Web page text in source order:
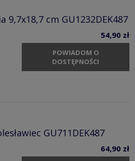
9,7x18,7 cm GU1232DEK487
54,90 zł
POWIADOM O
DOSTĘPNOŚCI
GU711DEK487
64,90 zł